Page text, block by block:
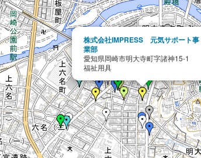
株式会社IMPRESS 元気サポート事
業部
愛知県岡崎市明大寺町字諸神15-1
福祉用具